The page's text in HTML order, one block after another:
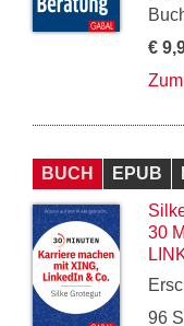
€
BUCH EPUB
30
96